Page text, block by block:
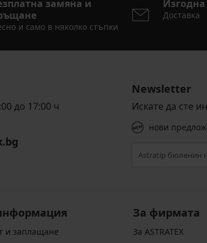
замяна и
и само в няколко стъпки
Изгодна
Доставка
до 17:00 ч
Newsletter
Искате да сте
нови
и заплащане
За фирмата
За ASTRATEX